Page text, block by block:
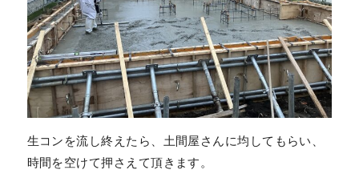
生コンを流し終えたら、土間屋さんに均してもらい、
時間を空けて押さえて頂きます。